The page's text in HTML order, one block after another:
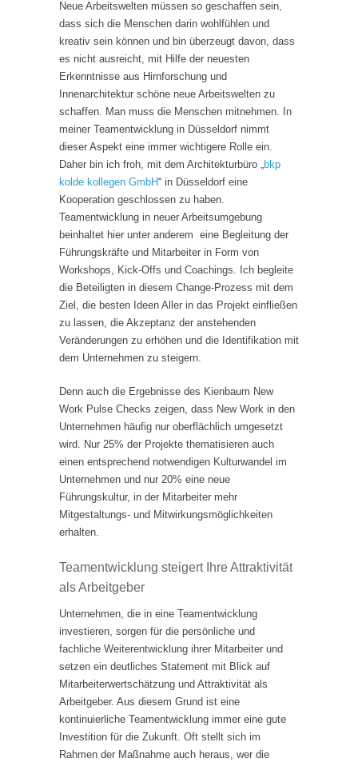
Neue Arbeitswelten müssen so geschaffen sein,
dass sich die Menschen darin wohlfühlen und
kreativ sein können und bin überzeugt davon, dass
es nicht ausreicht, mit Hilfe der neuesten
Erkenntnisse aus Hirnforschung und
Innenarchitektur schöne neue Arbeitswelten zu
schaffen. Man muss die Menschen mitnehmen. In
meiner Teamentwicklung in Düsseldorf nimmt
dieser Aspekt eine immer wichtigere Rolle ein.
Daher bin ich froh, mit dem Architekturbüro „bkp
kolde kollegen GmbH“ in Düsseldorf eine
Kooperation geschlossen zu haben.
Teamentwicklung in neuer Arbeitsumgebung
beinhaltet hier unter anderem eine Begleitung der
Führungskräfte und Mitarbeiter in Form von
Workshops, Kick-Offs und Coachings. Ich begleite
die Beteiligten in diesem Change-Prozess mit dem
Ziel, die besten Ideen Aller in das Projekt einfließen
zu lassen, die Akzeptanz der anstehenden
Veränderungen zu erhöhen und die Identifikation mit
dem Unternehmen zu steigern.
Denn auch die Ergebnisse des Kienbaum New
Work Pulse Checks zeigen, dass New Work in den
Unternehmen häufig nur oberflächlich umgesetzt
wird. Nur 25% der Projekte thematisieren auch
einen entsprechend notwendigen Kulturwandel im
Unternehmen und nur 20% eine neue
Führungskultur, in der Mitarbeiter mehr
Mitgestaltungs- und Mitwirkungsmöglichkeiten
erhalten.
Teamentwicklung steigert Ihre Attraktivität
als Arbeitgeber
Unternehmen, die in eine Teamentwicklung
investieren, sorgen für die persönliche und
fachliche Weiterentwicklung ihrer Mitarbeiter und
setzen ein deutliches Statement mit Blick auf
Mitarbeiterwertschätzung und Attraktivität als
Arbeitgeber. Aus diesem Grund ist eine
kontinuierliche Teamentwicklung immer eine gute
Investition für die Zukunft. Oft stellt sich im
Rahmen der Maßnahme auch heraus, wer die